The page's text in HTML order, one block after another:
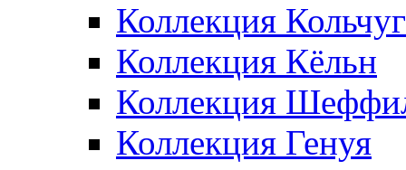
Коллекция
Коллекция Кёльн
Коллекция
Коллекция Генуя